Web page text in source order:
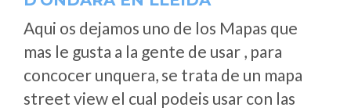
Aqui os dejamos uno de los Mapas que
mas le gusta a la gente de usar , para
concocer unquera, se trata de un mapa
street view el cual podeis usar con las